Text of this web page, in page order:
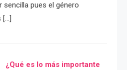
sencilla pues el género
[…]
¿Qué es lo más importante